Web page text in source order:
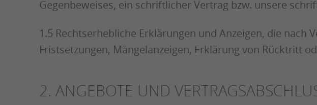
Gegenbeweises, ein schriftlicher Vertrag bzw. unsere
1.5 Rechtserhebliche Erklärungen und Anzeigen, die nach
Fristsetzungen, Mängelanzeigen, Erklärung von Rücktritt
2. ANGEBOTE UND